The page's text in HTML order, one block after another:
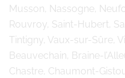
Musson, Nassogne,
Rouvroy, Saint-Hubert,
Tintigny, Vaux-sur-Sûre,
Beauvechain, Braine-
Chastre, Chaumont-